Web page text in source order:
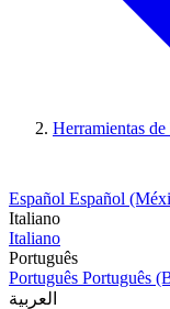
Español Español
Italiano
Italiano
Português
Português Português
العربية
Herramientas